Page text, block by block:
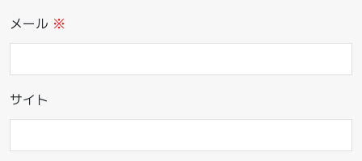
メール ※
サイト